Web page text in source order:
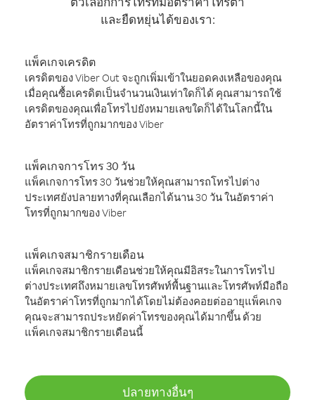
และยืดหยุ่นได้ของเรา:
แพ็คเกจเครดิต
เครดิตของ Viber Out จะถูกเพิ่มเข้าในยอดคงเหลือของคุณ
เมื่อคุณซื้อเครดิตเป็นจำนวนเงินเท่าใดก็ได้ คุณสามารถใช้
เครดิตของคุณเพื่อโทรไปยังหมายเลขใดก็ได้ในโลกนี้ใน
อัตราค่าโทรที่ถูกมากของ Viber
แพ็คเกจการโทร 30 วัน
แพ็คเกจการโทร 30 วันช่วยให้คุณสามารถโทรไปต่าง
ประเทศยังปลายทางที่คุณเลือกได้นาน 30 วัน ในอัตราค่า
โทรที่ถูกมากของ Viber
แพ็คเกจสมาชิกรายเดือน
แพ็คเกจสมาชิกรายเดือนช่วยให้คุณมีอิสระในการโทรไป
ต่างประเทศถึงหมายเลขโทรศัพท์พื้นฐานและโทรศัพท์มือถือ
ในอัตราค่าโทรที่ถูกมากได้โดยไม่ต้องคอยต่ออายุแพ็คเกจ
คุณจะสามารถประหยัดค่าโทรของคุณได้มากขึ้น ด้วย
แพ็คเกจสมาชิกรายเดือนนี้
ปลายทางอื่นๆ